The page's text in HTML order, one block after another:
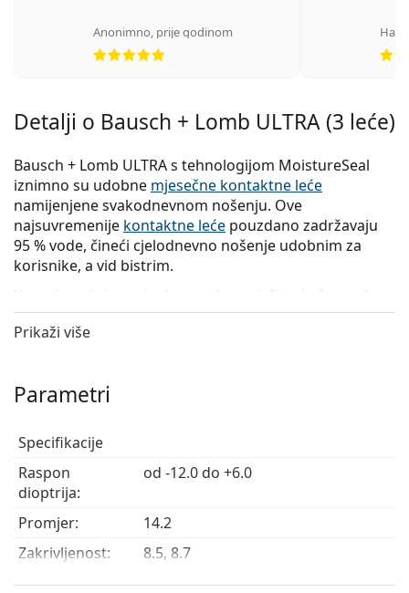
Anonimno, prije godinom
ocjena 5 od 5
Detalji o Bausch + Lomb ULTRA (3 leće)
Bausch + Lomb ULTRA s tehnologijom MoistureSeal
iznimno su udobne mjesečne kontaktne leće
namijenjene svakodnevnom nošenju. Ove
najsuvremenije kontaktne leće pouzdano zadržavaju
95 % vode, čineći cjelodnevno nošenje udobnim za
korisnike, a vid bistrim.
Kontaktne leće nude dugotrajnu svježinu i oštar vid,
što je posebno korisno pri dugotrajnom korištenju
digitalnih uređaja.
kontinuirano nošenje do šest noći i sedam dana.
Međutim, uvijek se posavjetujte s očnim stručnjakom o
Kontaktne leće Bausch + Lomb ULTRA s baznom
zakrivljenošću 8.70 dostupne su samo za dioptrije do
+3.00.
Glavne prednosti
Prikaži više
Parametri
Specifikacije
Raspon
dioptrija:
od -12.0 do +6.0
Promjer:
14.2
Zakrivljenost:
8.5, 8.7
Centralna
0.07 mm